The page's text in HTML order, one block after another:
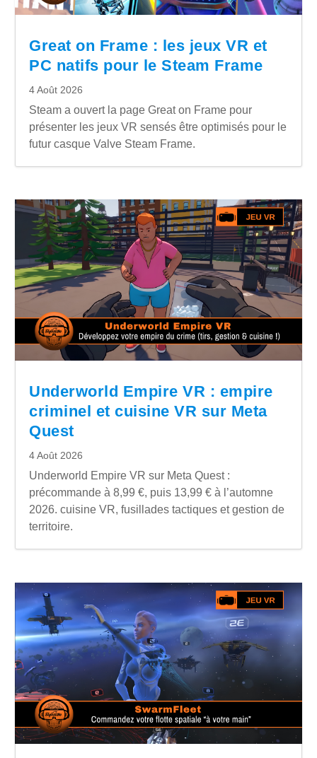
Great on Frame : les jeux VR et
PC natifs pour le Steam Frame
4 Août 2026
Steam a ouvert la page Great on Frame pour
présenter les jeux VR sensés être optimisés pour le
futur casque Valve Steam Frame.
Underworld Empire VR : empire
criminel et cuisine VR sur Meta
Quest
4 Août 2026
Underworld Empire VR sur Meta Quest :
précommande à 8,99 €, puis 13,99 € à l’automne
2026. cuisine VR, fusillades tactiques et gestion de
territoire.